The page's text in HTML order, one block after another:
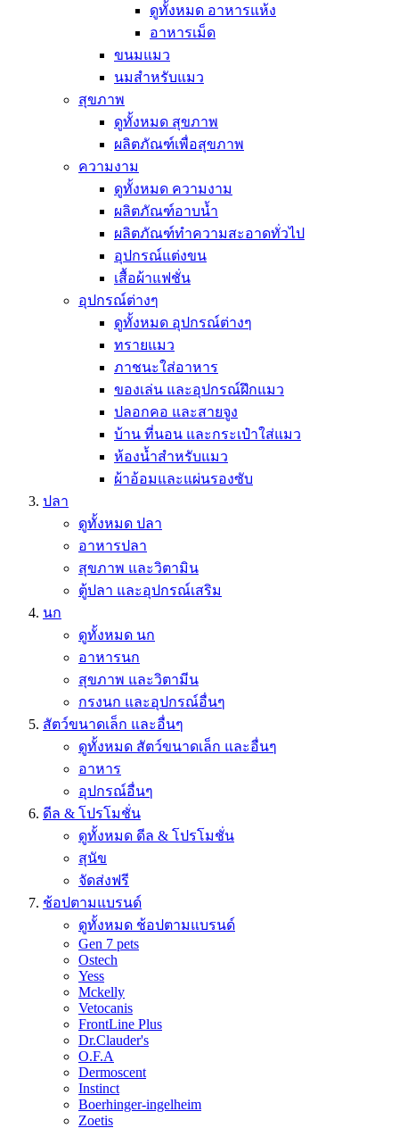
ดูทั้งหมด อาหารแห้ง
อาหารเม็ด
ขนมแมว
นมสำหรับแมว
สุขภาพ
ดูทั้งหมด สุขภาพ
ผลิตภัณฑ์เพื่อสุขภาพ
ความงาม
ดูทั้งหมด ความงาม
ผลิตภัณฑ์อาบน้ำ
ผลิตภัณฑ์ทำความสะอาดทั่วไป
อุปกรณ์แต่งขน
เสื้อผ้าแฟชั่น
อุปกรณ์ต่างๆ
ดูทั้งหมด อุปกรณ์ต่างๆ
ทรายแมว
ภาชนะใส่อาหาร
ของเล่น และอุปกรณ์ฝึกแมว
ปลอกคอ และสายจูง
บ้าน ที่นอน และกระเป๋าใส่แมว
ห้องน้ำสำหรับแมว
ผ้าอ้อมและแผ่นรองซับ
ปลา
ดูทั้งหมด ปลา
อาหารปลา
สุขภาพ และวิตามิน
ตู้ปลา และอุปกรณ์เสริม
นก
ดูทั้งหมด นก
อาหารนก
สุขภาพ และวิตามีน
กรงนก และอุปกรณ์อื่นๆ
สัตว์ขนาดเล็ก และอื่นๆ
ดูทั้งหมด สัตว์ขนาดเล็ก และอื่นๆ
อาหาร
อุปกรณ์อื่นๆ
ดีล & โปรโมชั่น
ดูทั้งหมด ดีล & โปรโมชั่น
สุนัข
จัดส่งฟรี
ช้อปตามแบรนด์
ดูทั้งหมด ช้อปตามแบรนด์
Gen 7 pets
Ostech
Yess
Mckelly
Vetocanis
FrontLine Plus
Dr.Clauder's
O.F.A
Dermoscent
Instinct
Boerhinger-ingelheim
Zoetis